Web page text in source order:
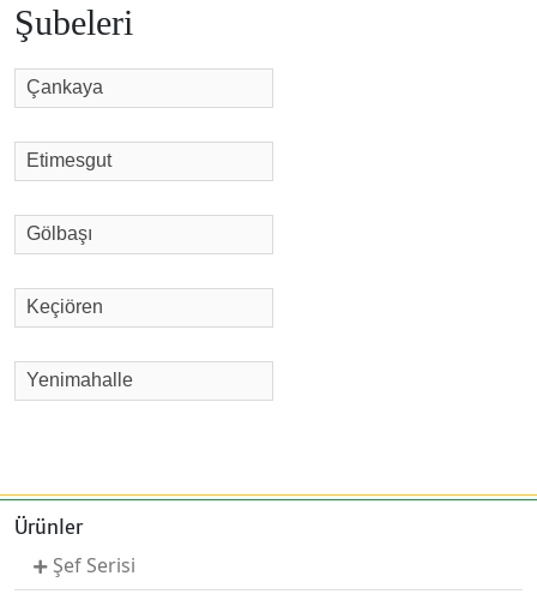
Şubeleri
Çankaya
Etimesgut
Gölbaşı
Keçiören
Yenimahalle
Ürünler
Şef Serisi